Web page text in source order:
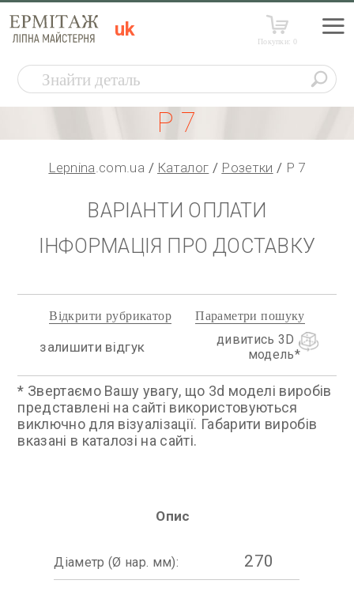
uk
Покупки:0
Р 7
Lepnina.com.ua Каталог Розетки Р 7
ВАРІАНТИ ОПЛАТИ
ІНФОРМАЦІЯ ПРО ДОСТАВКУ
залишити відгук
дивитись 3D
модель
Відкрити рубрикатор Параметри пошуку
* Звертаємо Вашу увагу, що 3d моделі виробів
представлені на сайті використовуються
виключно для візуалізації. Габарити виробів
вказані в каталозі на сайті.
Опис
Діаметр (Ø нар. мм): 270